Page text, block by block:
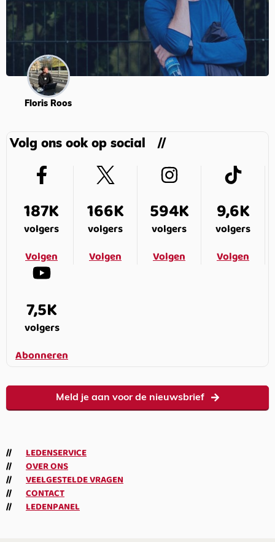
Floris Roos
Volg ons ook op social
187K
volgers
Volgen
166K
volgers
Volgen
594K
volgers
Volgen
9,6K
volgers
Volgen
7,5K
volgers
Abonneren
Meld je aan voor de nieuwsbrief
LEDENSERVICE
OVER ONS
VEELGESTELDE VRAGEN
CONTACT
LEDENPANEL